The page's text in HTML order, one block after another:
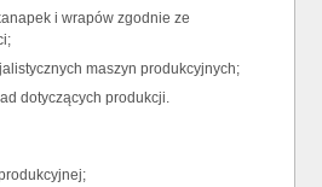
i wrapów zgodnie ze
maszyn produkcyjnych;
dotyczących produkcji.